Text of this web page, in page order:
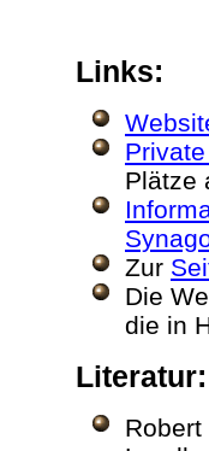
Links:
Plätze
Zur
Die
die in
Robert